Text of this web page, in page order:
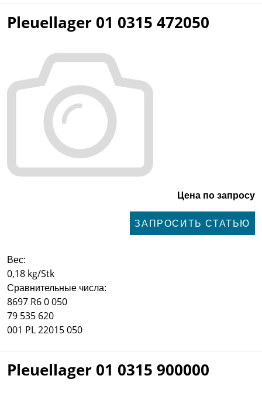
Pleuellager 01 0315 472050
Цена по запросу
ЗАПРОСИТЬ СТАТЬЮ
Вес:
0,18 kg/Stk
Сравнительные числа:
8697 R6 0 050
79 535 620
001 PL 22015 050
Pleuellager 01 0315 900000